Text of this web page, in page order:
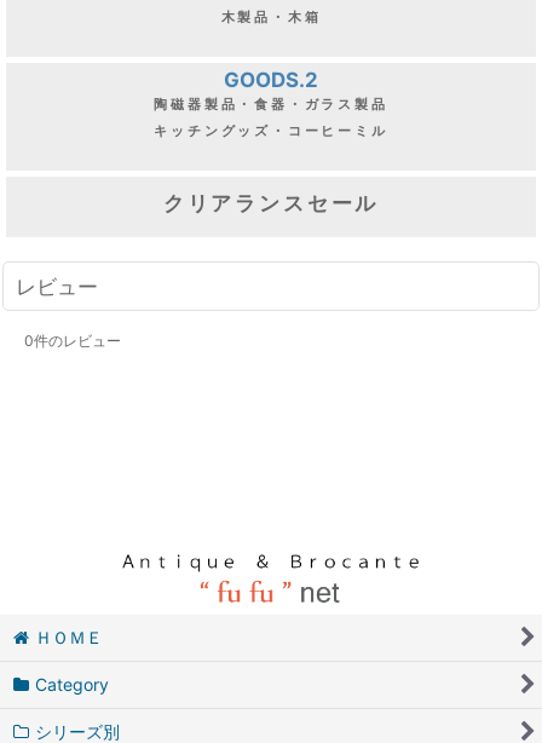
木製品・木箱
GOODS.2
陶磁器製品・食器・ガラス製品
キッチングッズ・コーヒーミル
クリアランスセール
レビュー
0件のレビュー
ＨＯＭＥ
Category
シリーズ別